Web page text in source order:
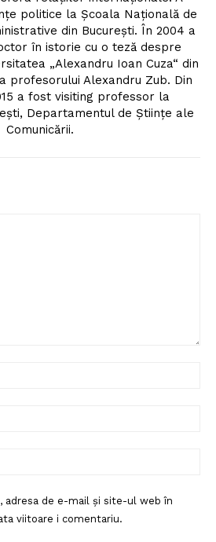
politice la Şcoala Naţională de
din Bucureşti. În 2004 a
în istorie cu o teză despre
„Alexandru Ioan Cuza“ din
profesorului Alexandru Zub. Din
a fost visiting professor la
Departamentul de Ştiinţe ale
Comunicării.
adresa de e-mail și site-ul web în
viitoare i comentariu.